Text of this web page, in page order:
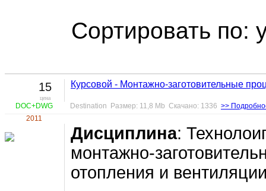
Сортировать по:
15
цена
DOC+DWG
2011
Курсовой - Монтажно-заготовительные
Destination Размер: 11,8 Mb Скачано: 1336 >>
Дисциплина:
монтажно-
отопления и